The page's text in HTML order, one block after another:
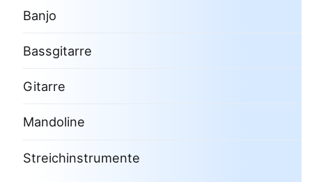
Banjo
Bassgitarre
Gitarre
Mandoline
Streichinstrumente